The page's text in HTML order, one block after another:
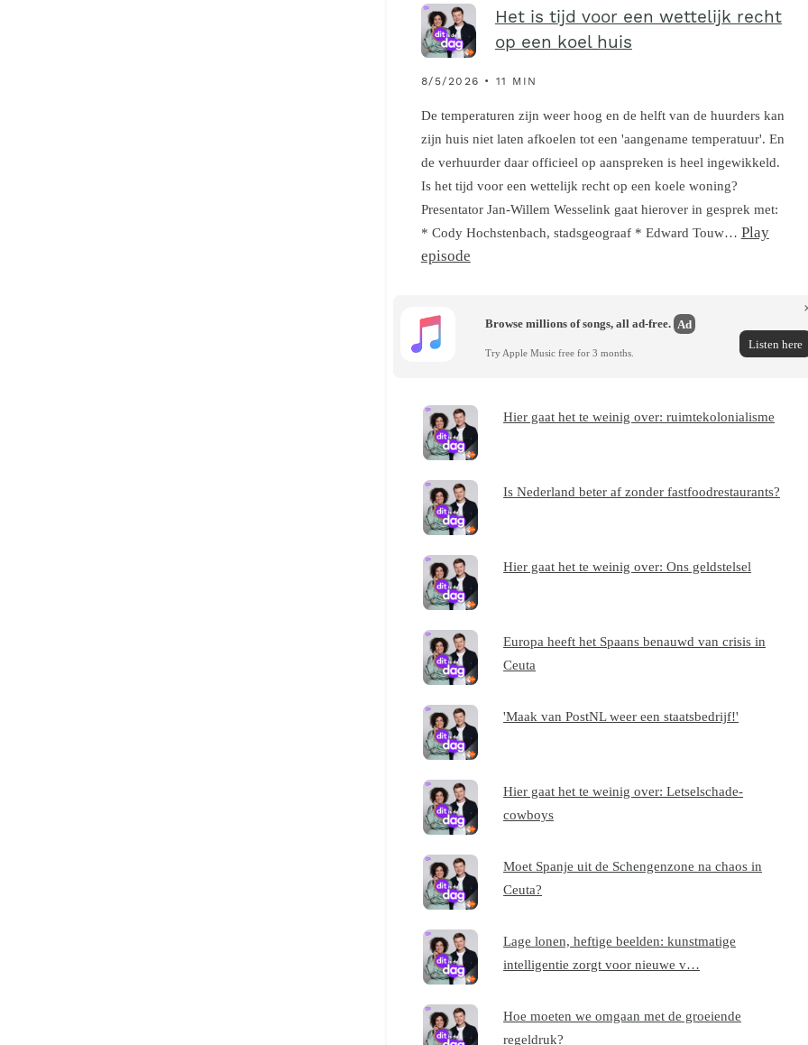
Het is tijd voor een wettelijk recht
op een koel huis
8/5/2026 • 11 MIN
De temperaturen zijn weer hoog en de helft van de huurders kan
zijn huis niet laten afkoelen tot een 'aangename temperatuur'. En
de verhuurder daar officieel op aanspreken is heel ingewikkeld.
Is het tijd voor een wettelijk recht op een koele woning?
Presentator Jan-Willem Wesselink gaat hierover in gesprek met:
* Cody Hochstenbach, stadsgeograaf * Edward Touw… Play
episode
Browse millions of songs, all ad-free. Ad
Try Apple Music free for 3 months.
Listen here
Hier gaat het te weinig over: ruimtekolonialisme
Is Nederland beter af zonder fastfoodrestaurants?
Hier gaat het te weinig over: Ons geldstelsel
Europa heeft het Spaans benauwd van crisis in
Ceuta
'Maak van PostNL weer een staatsbedrijf!'
Hier gaat het te weinig over: Letselschade-
cowboys
Moet Spanje uit de Schengenzone na chaos in
Ceuta?
Lage lonen, heftige beelden: kunstmatige
intelligentie zorgt voor nieuwe v…
Hoe moeten we omgaan met de groeiende
regeldruk?